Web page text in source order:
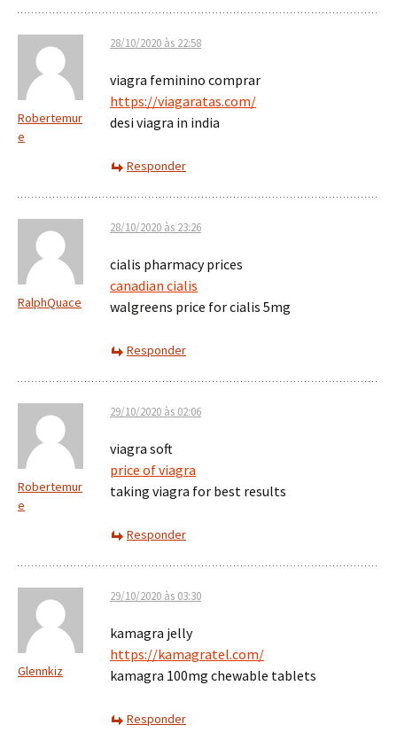
Robertemur
e
28/10/2020 às 22:58
viagra feminino comprar
https://viagaratas.com/
desi viagra in india
Responder
RalphQuace
28/10/2020 às 23:26
cialis pharmacy prices
canadian cialis
walgreens price for cialis 5mg
Responder
Robertemur
e
29/10/2020 às 02:06
viagra soft
price of viagra
taking viagra for best results
Responder
Glennkiz
29/10/2020 às 03:30
kamagra jelly
https://kamagratel.com/
kamagra 100mg chewable tablets
Responder